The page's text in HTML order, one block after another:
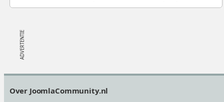
Over JoomlaCommunity.nl